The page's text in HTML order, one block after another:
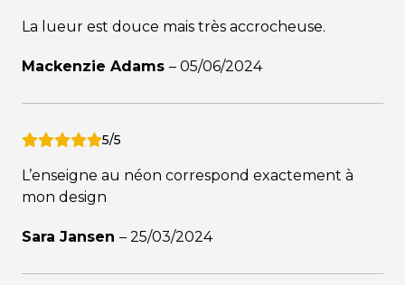
La lueur est douce mais très accrocheuse.
Mackenzie Adams – 05/06/2024
5/5
L’enseigne au néon correspond exactement à
mon design
Sara Jansen – 25/03/2024